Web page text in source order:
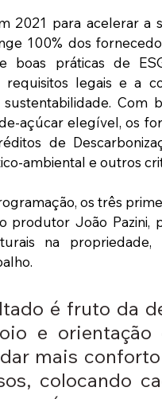
2021 para acelerar a
100% dos
boas práticas de
legais e a
sustentabilidade.
açúcar elegível, os
de
ambiental e outros
os três
produtor João
na
é fruto da
e orientação
mais
colocando